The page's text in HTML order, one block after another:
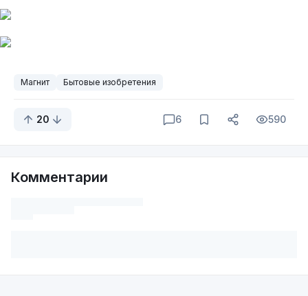
Магнит Бытовые изобретения
20 6 590
Комментарии